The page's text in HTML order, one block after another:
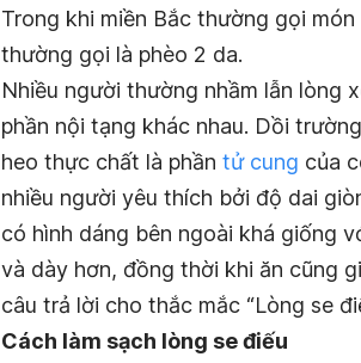
Trong khi miền Bắc thường gọi
thường gọi là phèo 2 da.
Nhiều người thường nhầm lẫn lòng
phần nội tạng khác nhau. Dồi
heo thực chất là phần tử cung của
nhiều người yêu thích bởi độ dai
có hình dáng bên ngoài khá giống
và dày hơn, đồng thời khi ăn cũng
câu trả lời cho thắc mắc “Lòng se
Cách làm sạch lòng se điếu